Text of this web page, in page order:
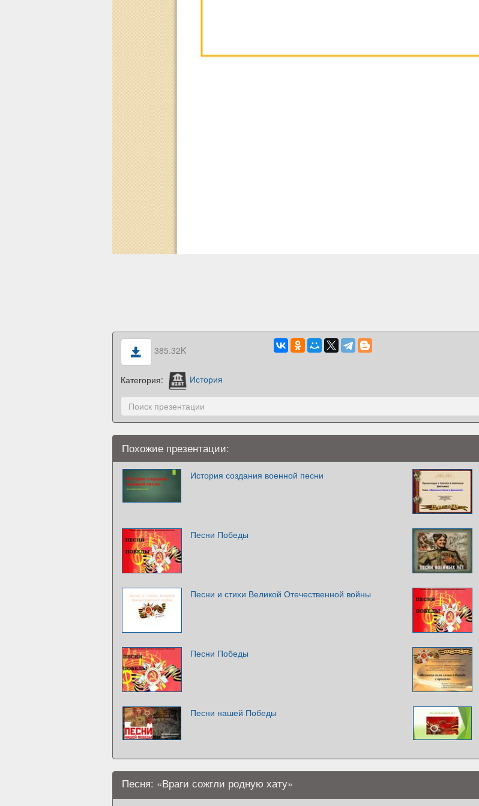
385.32K
Категория: История
Похожие презентации:
История создания военной песни
Песни Победы
Песни и стихи Великой Отечественной войны
Песни Победы
Песни нашей Победы
Песня: «Враги сожгли родную хату»